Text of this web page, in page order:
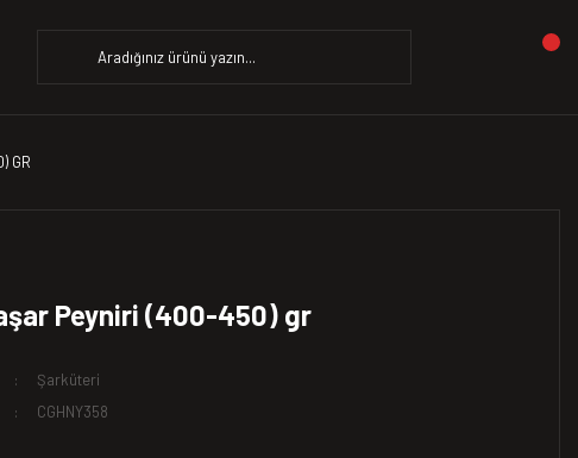
GR
Peyniri (400-450) gr
Şarküteri
CGHNY358